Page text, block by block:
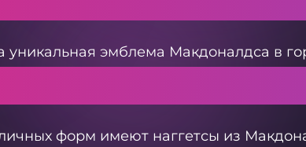
уникальная эмблема Макдоналдса в
форм имеют наггетсы из